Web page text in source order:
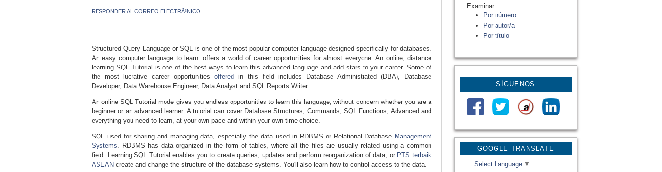
GOOGLE TRANSLATE
Select Language ▼
Examinar
Por número
Por autor/a
Por título
SÍGUENOS
RESPONDER AL CORREO ELECTRÃ³NICO
Structured Query Language or SQL is one of the most popular computer language designed specifically for databases.
An easy computer language to learn, offers a world of career opportunities for almost everyone. An online, distance
learning SQL Tutorial is one of the best ways to learn this advanced language and add stars to your career. Some of
the most lucrative career opportunitiesoffered in this field includes Database Administrated (DBA), Database
Developer, Data Warehouse Engineer, Data Analyst and SQL Reports Writer.
An online SQL Tutorial mode gives you endless opportunities to learn this language, without concern whether you are a
beginner or an advanced learner. A tutorial can cover Database Structures, Commands, SQL Functions, Advanced and
everything you need to learn, at your own pace and within your own time choice.
SQL used for sharing and managing data, especially the data used in RDBMS or Relational Database Management
Systems . RDBMS has data organized in the form of tables, where all the files are usually related using a common
field. Learning SQL Tutorial enables you to create queries, updates and perform reorganization of data, or PTS terbaik
ASEAN create and change the structure of the database systems. You'll also learn how to control access to the data.